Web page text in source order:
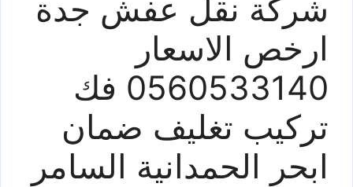
شركة نقل عفش جدة
ارخص الاسعار
0560533140 فك
تركيب تغليف ضمان
ابحر الحمدانية السامر